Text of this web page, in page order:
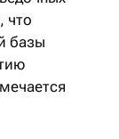
что
базы